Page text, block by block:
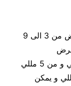
حجم الكيس الطول من 5 الى 12 سم العرض من 3 الى 9
كمية المواد المعبئةمن 2 مللي حتي 25 مللي و من 5 مللي
مللي و من 25 مللي حتي 250 مللي و يمكن